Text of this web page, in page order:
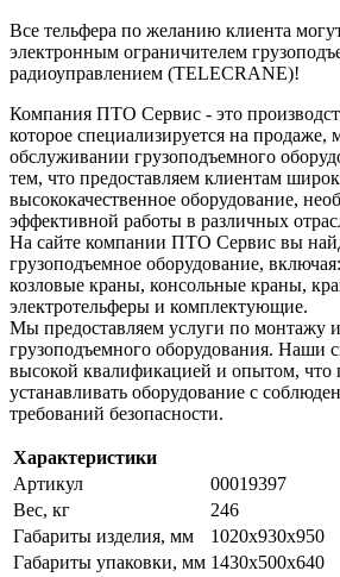
Все тельфера по желанию клиента
электронным ограничителем
радиоуправлением (TELECRANE)!
Компания ПТО Сервис - это
которое специализируется на продаже,
обслуживании грузоподъемного
тем, что предоставляем клиентам
высококачественное оборудование,
эффективной работы в различных
На сайте компании ПТО Сервис вы
грузоподъемное оборудование,
козловые краны, консольные краны,
электротельферы и комплектующие.
Мы предоставляем услуги по монтажу
грузоподъемного оборудования. Наши
высокой квалификацией и опытом, что
устанавливать оборудование с
требований безопасности.
Характеристики
Артикул
00019397
Вес, кг
246
Габариты изделия, мм
1020х930х950
Габариты упаковки, мм 1430х500х640